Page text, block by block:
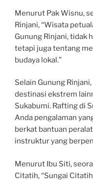
Menurut Pak Wisnu,
Rinjani, “Wisata
Gunung Rinjani, tidak
tetapi juga tentang
budaya lokal.”
Selain Gunung
destinasi ekstrem
Sukabumi. Rafting di
Anda pengalaman
berkat bantuan
instruktur yang
Menurut Ibu Siti,
Citatih, “Sungai